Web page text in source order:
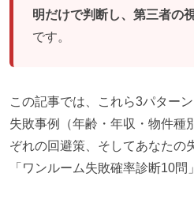
明だけで判断し、第三者の
です。
この記事では、これら3パター
失敗事例（年齢・年収・物件種
ぞれの回避策、そしてあなたの
「ワンルーム失敗確率診断10問